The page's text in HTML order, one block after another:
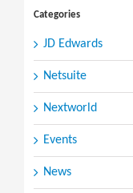
Categories
JD Edwards
Netsuite
Nextworld
Events
News